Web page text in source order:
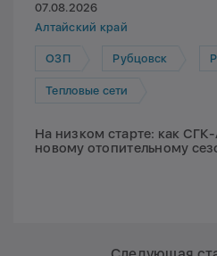
07.08.2026
Алтайский край
ОЗП Рубцовск
Тепловые сети
На низком старте: как СГК-
новому отопительному